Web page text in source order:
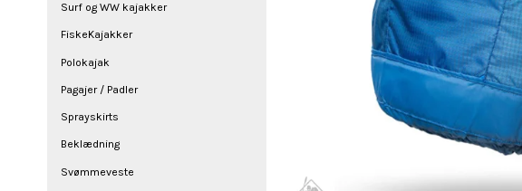
Surf og WW kajakker
FiskeKajakker
Polokajak
Pagajer / Padler
Sprayskirts
Beklædning
Svømmeveste